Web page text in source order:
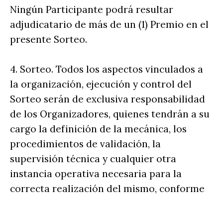
Ningún Participante podrá resultar
adjudicatario de más de un (1) Premio en el
presente Sorteo.
4. Sorteo. Todos los aspectos vinculados a
la organización, ejecución y control del
Sorteo serán de exclusiva responsabilidad
de los Organizadores, quienes tendrán a su
cargo la definición de la mecánica, los
procedimientos de validación, la
supervisión técnica y cualquier otra
instancia operativa necesaria para la
correcta realización del mismo, conforme